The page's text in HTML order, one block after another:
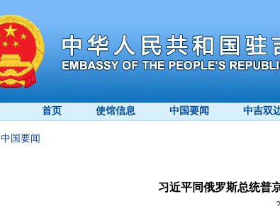
首页 使馆信息 中国要闻 中吉双
中国要闻
习近平同俄罗斯总统普